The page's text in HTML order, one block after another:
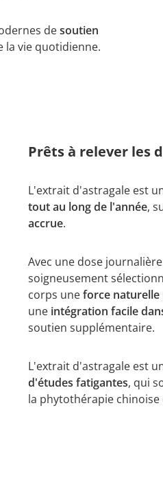
desoutien
la vie quotidienne.
Prêts à relever les
L'extrait d'astragale est
tout au long de l'année,
accrue.
Avec une dose
soigneusement
corps uneforce
une intégration facile
soutien supplémentaire.
L'extrait d'astragale est
d'études fatigantes, qui
la phytothérapie